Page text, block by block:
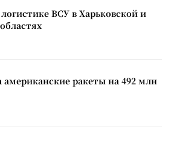
ВСУ в Харьковской и
американские ракеты на 492 млн